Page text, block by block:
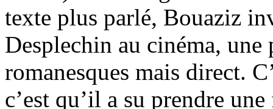
texte plus parlé, Bouaziz
Desplechin au cinéma,
romanesques mais direct.
c’est qu’il a su prendre